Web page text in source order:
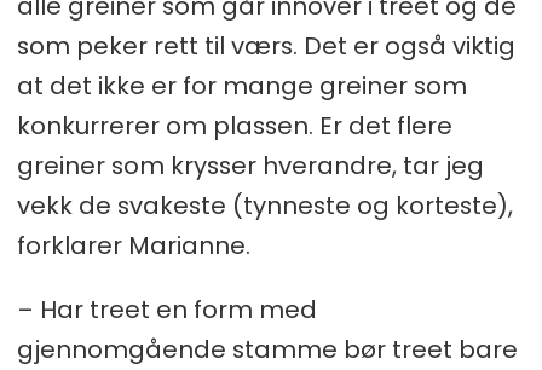
som peker rett til værs. Det er også viktig
at det ikke er for mange greiner som
konkurrerer om plassen. Er det flere
greiner som krysser hverandre, tar jeg
vekk de svakeste (tynneste og korteste),
forklarer Marianne.
– Har treet en form med
gjennomgående stamme bør treet bare